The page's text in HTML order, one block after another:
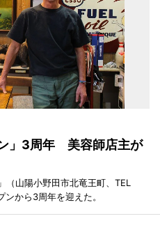
」3周年 美容師店主が
（山陽小野田市北竜王町、TEL
から3周年を迎えた。